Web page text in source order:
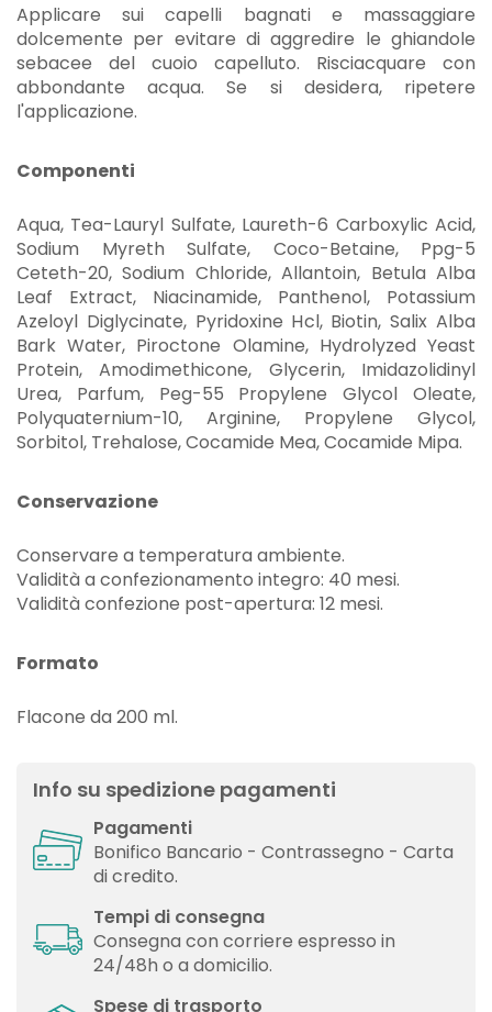
Applicare sui capelli bagnati e massaggiare
dolcemente per evitare di aggredire le ghiandole
sebacee del cuoio capelluto. Risciacquare con
abbondante acqua. Se si desidera, ripetere
l'applicazione.
Componenti
Aqua, Tea-Lauryl Sulfate, Laureth-6 Carboxylic Acid,
Sodium Myreth Sulfate, Coco-Betaine, Ppg-5
Ceteth-20, Sodium Chloride, Allantoin, Betula Alba
Leaf Extract, Niacinamide, Panthenol, Potassium
Azeloyl Diglycinate, Pyridoxine Hcl, Biotin, Salix Alba
Bark Water, Piroctone Olamine, Hydrolyzed Yeast
Protein, Amodimethicone, Glycerin, Imidazolidinyl
Urea, Parfum, Peg-55 Propylene Glycol Oleate,
Polyquaternium-10, Arginine, Propylene Glycol,
Sorbitol, Trehalose, Cocamide Mea, Cocamide Mipa.
Conservazione
Conservare a temperatura ambiente.
Validità a confezionamento integro: 40 mesi.
Validità confezione post-apertura: 12 mesi.
Formato
Flacone da 200 ml.
Info su spedizione pagamenti
Pagamenti
Bonifico Bancario - Contrassegno - Carta
di credito.
Tempi di consegna
Consegna con corriere espresso in
24/48h o a domicilio.
Spese di trasporto